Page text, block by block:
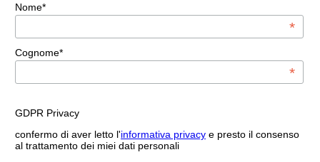
Nome*
*
Cognome*
*
GDPR Privacy
confermo di aver letto l'informativa privacye presto il consenso
al trattamento dei miei dati personali